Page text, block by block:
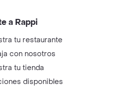
a Rappi
tu restaurante
con nosotros
tu tienda
disponibles